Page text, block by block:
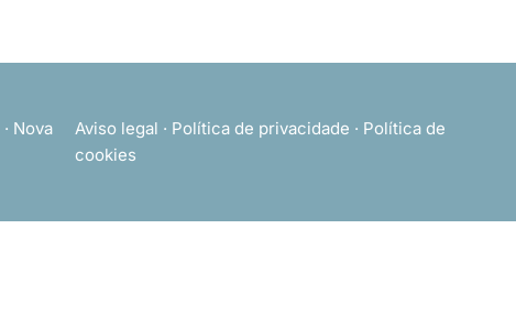
· Nova
Aviso legal · Política de privacidade · Política de
cookies